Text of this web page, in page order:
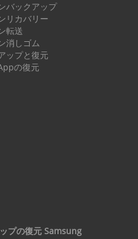
バックアップ
リカバリー
転送
消しゴム
ップと復元
の復元
プの復元 Samsung